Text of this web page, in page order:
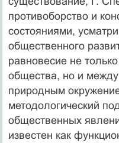
противоборство и
состояниями,
общественного
равновесие не
общества, но и
природным
методологический
общественных
известен как